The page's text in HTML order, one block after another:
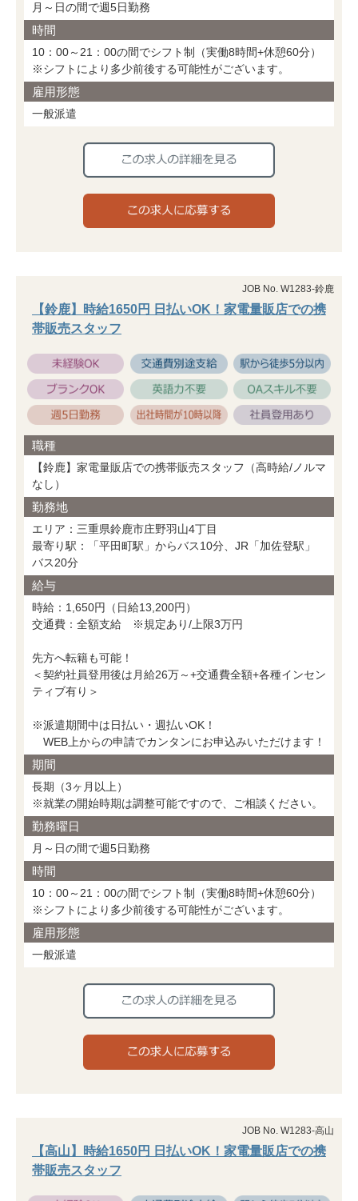
月～日の間で週5日勤務
時間
10：00～21：00の間でシフト制（実働8時間+休憩60分）
※シフトにより多少前後する可能性がございます。
雇用形態
一般派遣
JOB No. W1283-鈴鹿
【鈴鹿】時給1650円 日払いOK！家電量販店での携
帯販売スタッフ
職種
【鈴鹿】家電量販店での携帯販売スタッフ（高時給/ノルマ
なし）
勤務地
エリア：三重県鈴鹿市庄野羽山4丁目
最寄り駅：「平田町駅」からバス10分、JR「加佐登駅」
バス20分
給与
時給：1,650円（日給13,200円）
交通費：全額支給 ※規定あり/上限3万円
先方へ転籍も可能！
＜契約社員登用後は月給26万～+交通費全額+各種インセン
ティブ有り＞
※派遣期間中は日払い・週払いOK！
WEB上からの申請でカンタンにお申込みいただけます！
期間
長期（3ヶ月以上）
※就業の開始時期は調整可能ですので、ご相談ください。
勤務曜日
月～日の間で週5日勤務
時間
10：00～21：00の間でシフト制（実働8時間+休憩60分）
※シフトにより多少前後する可能性がございます。
雇用形態
一般派遣
JOB No. W1283-高山
【高山】時給1650円 日払いOK！家電量販店での携
帯販売スタッフ